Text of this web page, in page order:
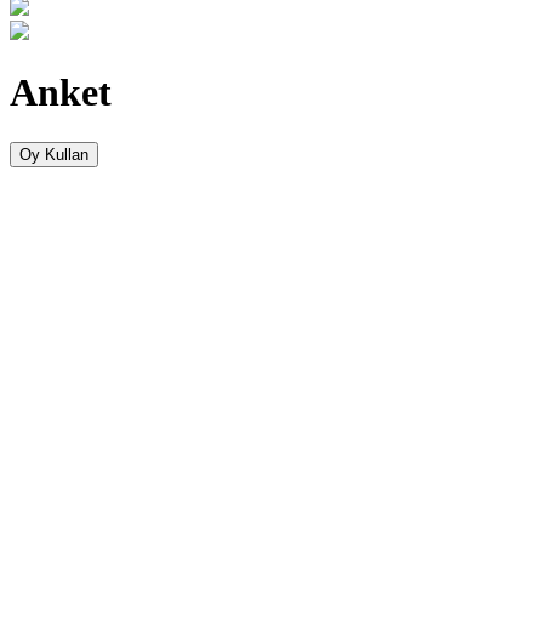
Anket